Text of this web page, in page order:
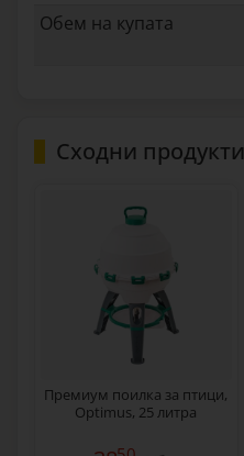
Обем на купата
Сходни продукти
Премиум поилка за птици,
Optimus, 25 литра